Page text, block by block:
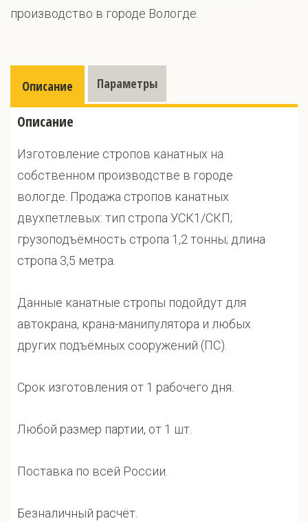
производство в городе Вологде.
Описание Параметры
Описание
Изготовление стропов канатных на
собственном производстве в городе
вологде. Продажа стропов канатных
двухпетлевых: тип стропа УСК1/СКП;
грузоподъёмность стропа 1,2 тонны; длина
стропа 3,5 метра.
Данные канатные стропы подойдут для
автокрана, крана-манипулятора и любых
других подъёмных сооружений (ПС).
Срок изготовления от 1 рабочего дня.
Любой размер партии, от 1 шт.
Поставка по всей России.
Безналичный расчёт.